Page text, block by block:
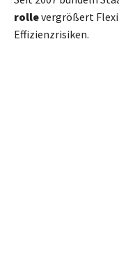
rollevergrößert
Effizienzrisiken.